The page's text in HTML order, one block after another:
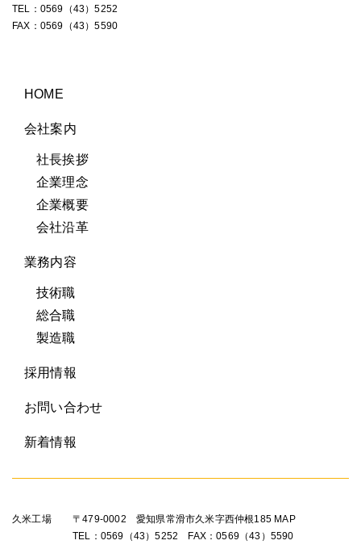
TEL： 0569（43）5252
FAX：0569（43）5590
HOME
会社案内
社長挨拶
企業理念
企業概要
会社沿革
業務内容
技術職
総合職
製造職
採用情報
お問い合わせ
新着情報
久米工場 〒479-0002 愛知県常滑市久米字西仲根185 MAP
TEL：0569（43）5252 FAX：0569（43）5590